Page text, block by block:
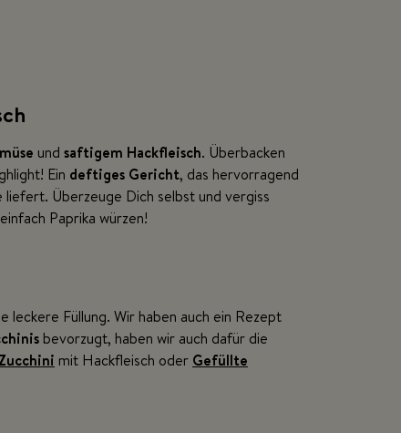
und saftigem Hackfleisch. Überbacken
Ein deftiges Gericht, das hervorragend
Überzeuge Dich selbst und vergiss
Paprika würzen!
leckere Füllung. Wir haben auch ein Rezept
bevorzugt, haben wir auch dafür die
mit Hackfleisch oder Gefüllte